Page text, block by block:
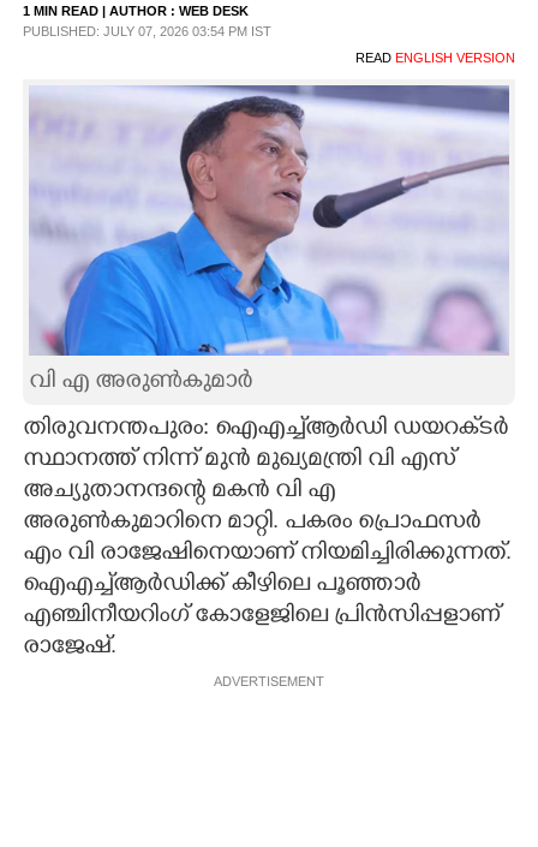
LIFESTYLE
ASTRO
CARTOONS
LITERATURE
ZOOM
CONTACT US
1 MIN READ | AUTHOR : WEB DESK
PUBLISHED: JULY 07, 2026 03:54 PM IST
READ ENGLISH VERSION
വി എ അരുൺകുമാർ
തിരുവനന്തപുരം: ഐഎച്ച്‌ആർഡി ‌ഡയറക്‌ടർ
സ്ഥാനത്ത് നിന്ന് മുൻ മുഖ്യമന്ത്രി വി എസ്
അച്യുതാനന്ദന്റെ മകൻ വി എ
അരുൺകുമാറിനെ മാറ്റി. പകരം പ്രൊഫസർ
എം വി രാജേഷിനെയാണ് നിയമിച്ചിരിക്കുന്നത്.
ഐഎച്ച്‌ആർഡിക്ക് കീഴിലെ പൂഞ്ഞാർ
എഞ്ചിനീയറിംഗ് കോളേജിലെ പ്രിൻസിപ്പളാണ്
രാജേഷ്.
ADVERTISEMENT